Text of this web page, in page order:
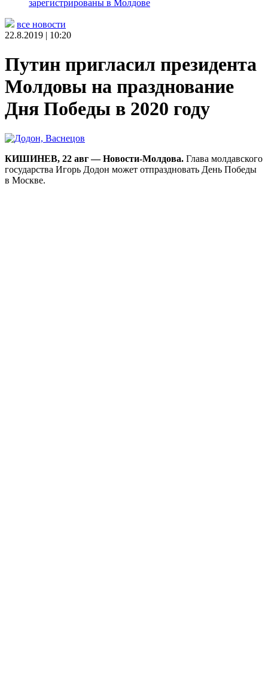
зарегистрированы в Молдове
все новости
22.8.2019 | 10:20
Путин пригласил президента
Молдовы на празднование
Дня Победы в 2020 году
КИШИНЕВ, 22 авг — Новости-Молдова. Глава молдавского
государства Игорь Додон может отпраздновать День Победы
в Москве.